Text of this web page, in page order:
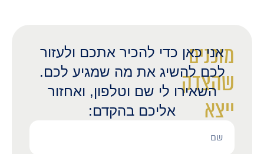
מוכנים
שהצדק
ייצא
לאור?
אני כאן כדי להכיר אתכם ולעזור
לכם להשיג את מה שמגיע לכם.
השאירו לי שם וטלפון, ואחזור
אליכם בהקדם: